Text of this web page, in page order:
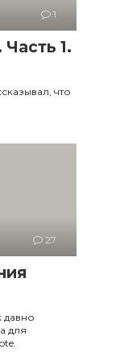
1
1.
что
27
давно
для